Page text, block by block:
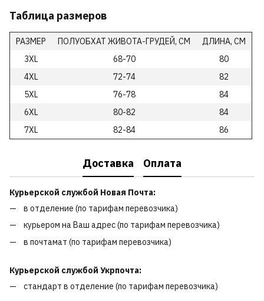
Таблица размеров
РАЗМЕР ПОЛУОБХАТ ЖИВОТА-ГРУДЕЙ, СМ
ДЛИНА, СМ
3XL
68-70
80
4XL
72-74
82
5XL
76-78
84
6XL
80-82
84
7XL
82-84 86
Доставка Оплата
Курьерской службой Новая Почта:
в отделение (по тарифам перевозчика)
курьером на Ваш адрес (по тарифам перевозчика)
в почтамат (по тарифам перевозчика)
Курьерской службой Укрпочта:
стандарт в отделение (по тарифам перевозчика)